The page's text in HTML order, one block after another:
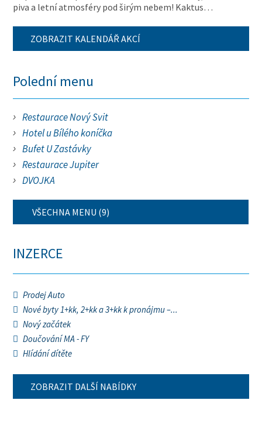
piva a letní atmosféry pod širým nebem! Kaktus…
ZOBRAZIT KALENDÁŘ AKCÍ
Polední menu
Restaurace Nový Svit
Hotel u Bílého koníčka
Bufet U Zastávky
Restaurace Jupiter
DVOJKA
VŠECHNA MENU (9)
INZERCE
Prodej Auto
Nové byty 1+kk, 2+kk a 3+kk k pronájmu –...
Nový začátek
Doučování MA - FY
Hlídání dítěte
ZOBRAZIT DALŠÍ NABÍDKY